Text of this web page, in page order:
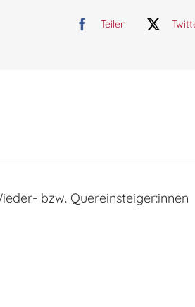
Teilen
bzw. Quereinsteiger:innen